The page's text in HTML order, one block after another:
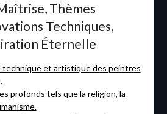
Thèmes
Techniques,
Éternelle
technique et artistique des peintres
profonds tels que la religion, la